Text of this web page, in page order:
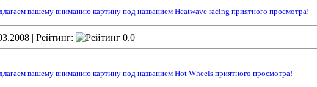
вашему вниманию картину под названием Heatwave racing приятного просмотра!
| Рейтинг:
вашему вниманию картину под названием Hot Wheels приятного просмотра!